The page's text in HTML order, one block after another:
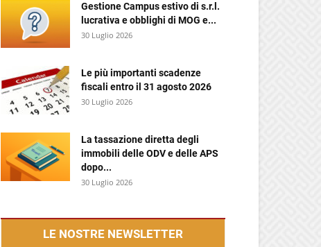
Gestione Campus estivo di s.r.l.
lucrativa e obblighi di MOG e...
30 Luglio 2026
Le più importanti scadenze
fiscali entro il 31 agosto 2026
30 Luglio 2026
La tassazione diretta degli
immobili delle ODV e delle APS
dopo...
30 Luglio 2026
LE NOSTRE NEWSLETTER